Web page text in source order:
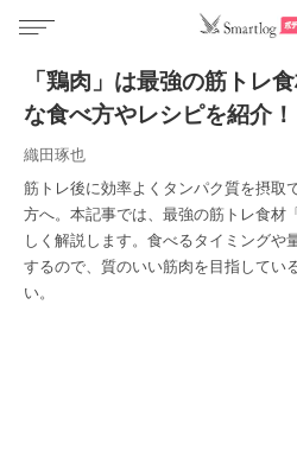
「鶏肉」は最強の筋トレ
な食べ方やレシピを紹介！
織田琢也
筋トレ後に効率よくタンパク質を摂取
方へ。本記事では、最強の筋トレ食材
しく解説します。食べるタイミングや
するので、質のいい筋肉を目指してい
い。